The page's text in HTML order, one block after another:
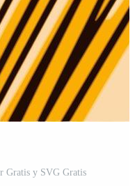
Gratis y SVG Gratis